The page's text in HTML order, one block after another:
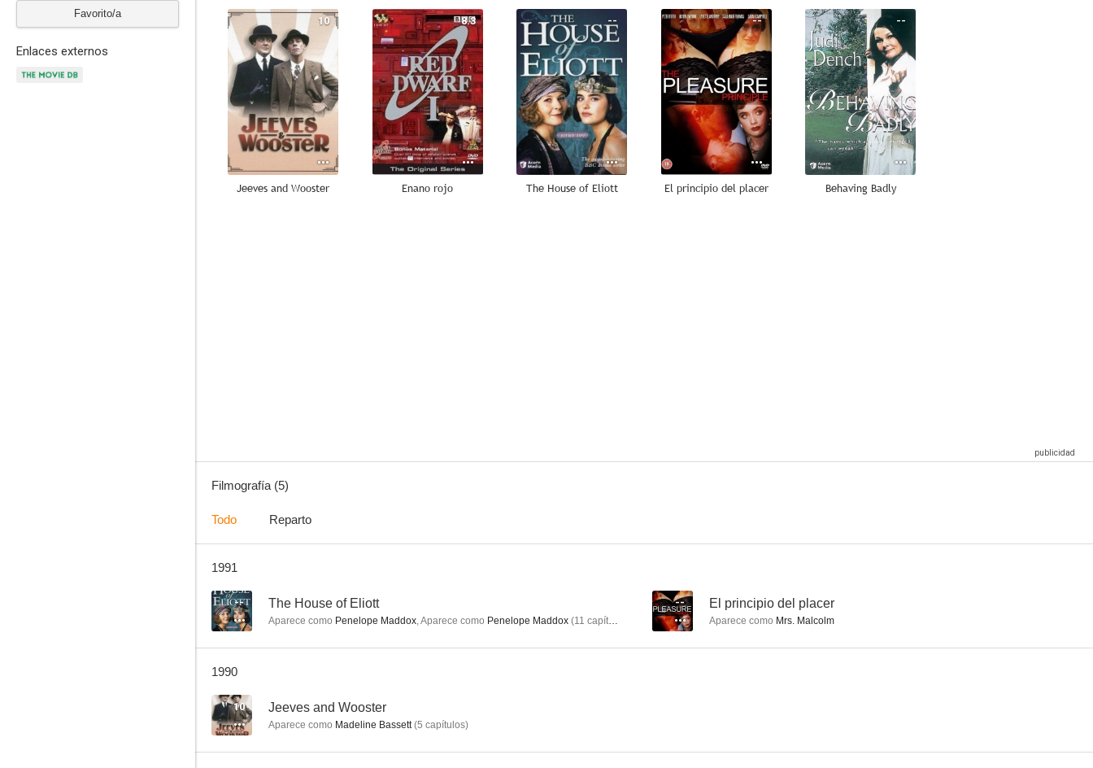
Favorito/a
Enlaces externos
10
Jeeves and Wooster
8.3
Enano rojo
--
The House of Eliott
--
El principio del placer
--
Behaving Badly
Filmografía (5)
Todo Reparto
1991
-- The House of Eliott
Aparece como Penelope Maddox,Aparece como Penelope Maddox (11 capítulos
-- El principio del placer
Aparece como Mrs. Malcolm
1990
10 Jeeves and Wooster
Aparece como Madeline Bassett(5 capítulos)